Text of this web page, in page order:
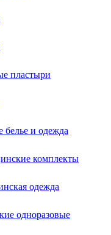
пластыри
белье и одежда
комплекты
одежда
одноразовые